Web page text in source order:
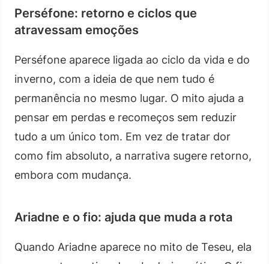
Perséfone: retorno e ciclos que
atravessam emoções
Perséfone aparece ligada ao ciclo da vida e do
inverno, com a ideia de que nem tudo é
permanência no mesmo lugar. O mito ajuda a
pensar em perdas e recomeços sem reduzir
tudo a um único tom. Em vez de tratar dor
como fim absoluto, a narrativa sugere retorno,
embora com mudança.
Ariadne e o fio: ajuda que muda a rota
Quando Ariadne aparece no mito de Teseu, ela